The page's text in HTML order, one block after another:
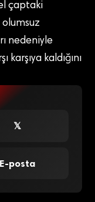
çaptaki
nedeniyle
kaldığını
𝕏
E-posta